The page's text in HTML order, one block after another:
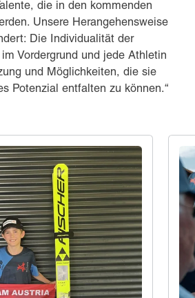
die in den kommenden
Unsere Herangehensweise
Die Individualität der
Vordergrund und jede Athletin
und Möglichkeiten, die sie
Potenzial entfalten zu können.“